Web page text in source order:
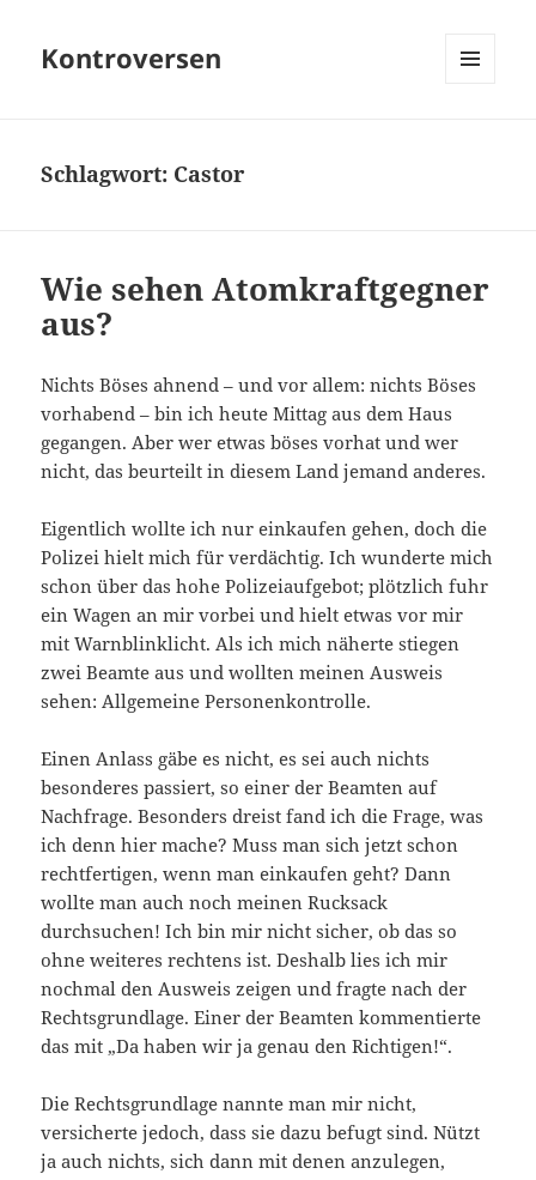
Kontroversen
Schlagwort: Castor
Wie sehen Atomkraftgegner
aus?
Nichts Böses ahnend – und vor allem: nichts Böses
vorhabend – bin ich heute Mittag aus dem Haus
gegangen. Aber wer etwas böses vorhat und wer
nicht, das beurteilt in diesem Land jemand anderes.
Eigentlich wollte ich nur einkaufen gehen, doch die
Polizei hielt mich für verdächtig. Ich wunderte mich
schon über das hohe Polizeiaufgebot; plötzlich fuhr
ein Wagen an mir vorbei und hielt etwas vor mir
mit Warnblinklicht. Als ich mich näherte stiegen
zwei Beamte aus und wollten meinen Ausweis
sehen: Allgemeine Personenkontrolle.
Einen Anlass gäbe es nicht, es sei auch nichts
besonderes passiert, so einer der Beamten auf
Nachfrage. Besonders dreist fand ich die Frage, was
ich denn hier mache? Muss man sich jetzt schon
rechtfertigen, wenn man einkaufen geht? Dann
wollte man auch noch meinen Rucksack
durchsuchen! Ich bin mir nicht sicher, ob das so
ohne weiteres rechtens ist. Deshalb lies ich mir
nochmal den Ausweis zeigen und fragte nach der
Rechtsgrundlage. Einer der Beamten kommentierte
das mit „Da haben wir ja genau den Richtigen!“.
Die Rechtsgrundlage nannte man mir nicht,
versicherte jedoch, dass sie dazu befugt sind. Nützt
ja auch nichts, sich dann mit denen anzulegen,